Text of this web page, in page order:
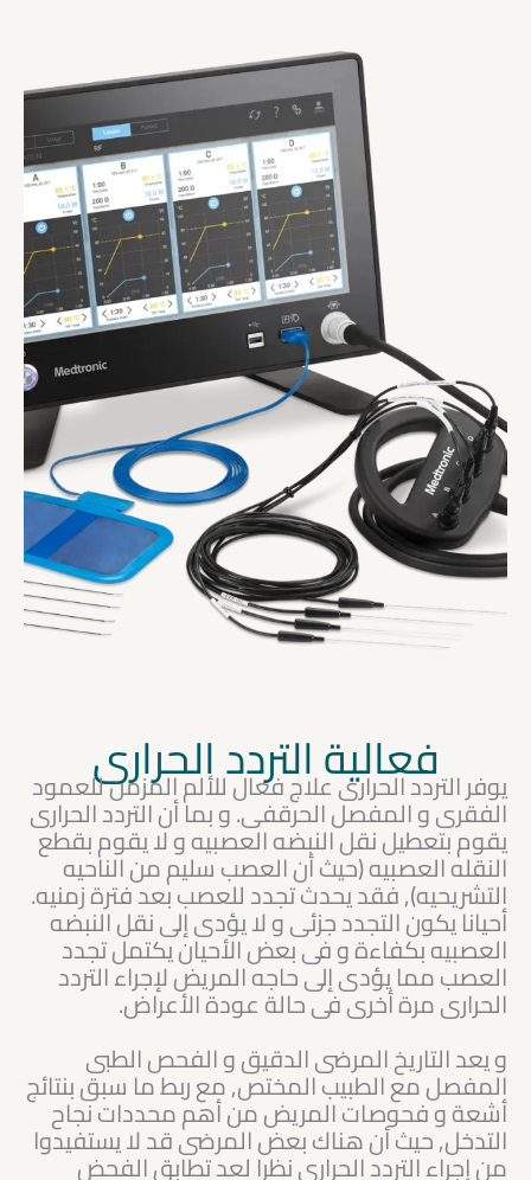
فعالية التردد الحرارى
يوفر التردد الحرارى علاج فعال للألم المزمن للعمود
الفقرى و المفصل الحرقفى. و بما أن التردد الحرارى
يقوم بتعطيل نقل النبضه العصبيه و لا يقوم بقطع
النقله العصبيه (حيث أن العصب سليم من الناحيه
التشريحيه), فقد يحدث تجدد للعصب بعد فترة زمنيه.
أحيانا يكون التجدد جزئى و لا يؤدى إلى نقل النبضه
العصبيه بكفاءة و فى بعض الأحيان يكتمل تجدد
العصب مما يؤدى إلى حاجه المريض لإجراء التردد
الحرارى مرة أخرى فى حالة عودة الأعراض.
و يعد التاريخ المرضى الدقيق و الفحص الطبى
المفصل مع الطبيب المختص, مع ربط ما سبق بنتائج
أشعة و فحوصات المريض من أهم محددات نجاح
التدخل, حيث أن هناك بعض المرضى قد لا يستفيدوا
من إجراء التردد الحرارى نظرا لعد تطابق الفحض